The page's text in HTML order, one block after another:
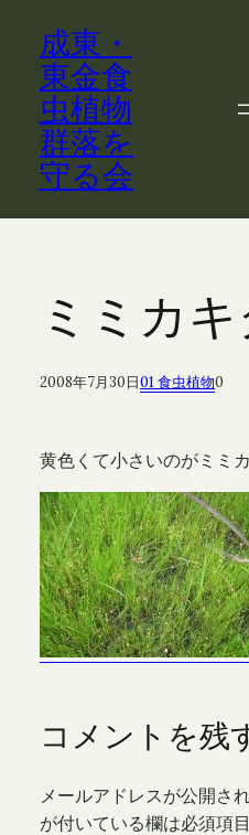
成東・
東金食
虫植物
群落を
守る会
ミミカ
2008年7月30日01 食虫植物0
黄色くて小さいのがミミ
コメントを残
メールアドレスが公開さ
が付いている欄は必須項